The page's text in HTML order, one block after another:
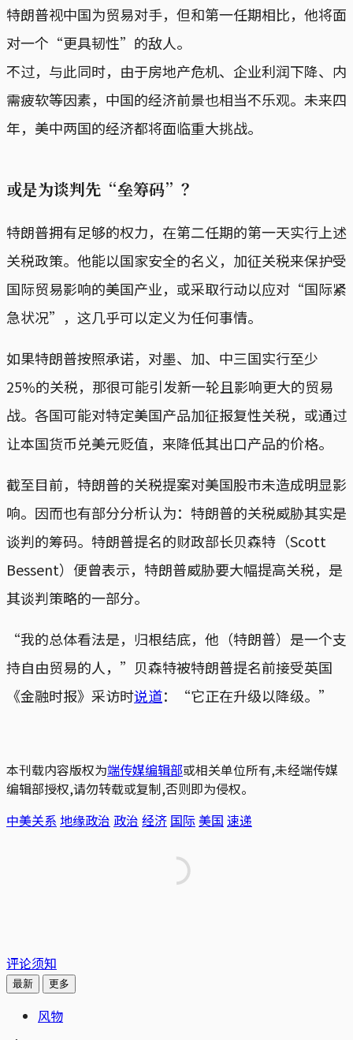
特朗普视中国为贸易对手，但和第一任期相比，他将面
对一个“更具韧性”的敌人。
不过，与此同时，由于房地产危机、企业利润下降、内
需疲软等因素，中国的经济前景也相当不乐观。未来四
年，美中两国的经济都将面临重大挑战。
或是为谈判先“垒筹码”？
特朗普拥有足够的权力，在第二任期的第一天实行上述
关税政策。他能以国家安全的名义，加征关税来保护受
国际贸易影响的美国产业，或采取行动以应对“国际紧
急状况”，这几乎可以定义为任何事情。
如果特朗普按照承诺，对墨、加、中三国实行至少
25%的关税，那很可能引发新一轮且影响更大的贸易
战。各国可能对特定美国产品加征报复性关税，或通过
让本国货币兑美元贬值，来降低其出口产品的价格。
截至目前，特朗普的关税提案对美国股市未造成明显影
响。因而也有部分分析认为：特朗普的关税威胁其实是
谈判的筹码。特朗普提名的财政部长贝森特（Scott
Bessent）便曾表示，特朗普威胁要大幅提高关税，是
其谈判策略的一部分。
“我的总体看法是，归根结底，他（特朗普）是一个支
持自由贸易的人，”贝森特被特朗普提名前接受英国
《金融时报》采访时说道：“它正在升级以降级。”
本刊载内容版权为端传媒编辑部或相关单位所有,未经端传媒
编辑部授权,请勿转载或复制,否则即为侵权。
中美关系 地缘政治 政治 经济 国际 美国 速递
评论须知
最新 更多
风物